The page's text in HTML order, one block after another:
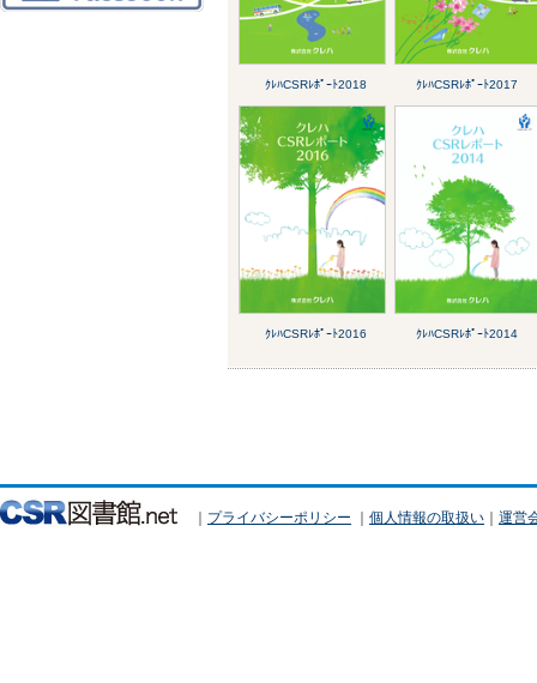
ｸﾚﾊCSRﾚﾎﾟｰﾄ2018 ｸﾚﾊCSRﾚﾎﾟｰﾄ2017
ｸﾚﾊCSRﾚﾎﾟｰﾄ2016 ｸﾚﾊCSRﾚﾎﾟｰﾄ2014
｜ プライバシーポリシー ｜ 個人情報の取扱い ｜ 運営